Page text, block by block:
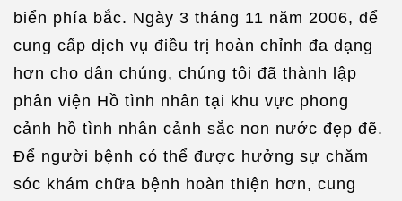
biển phía bắc. Ngày 3 tháng 11 năm 2006, để
cung cấp dịch vụ điều trị hoàn chỉnh đa dạng
hơn cho dân chúng, chúng tôi đã thành lập
phân viện Hồ tình nhân tại khu vực phong
cảnh hồ tình nhân cảnh sắc non nước đẹp đẽ.
Để người bệnh có thể được hưởng sự chăm
sóc khám chữa bệnh hoàn thiện hơn, cung